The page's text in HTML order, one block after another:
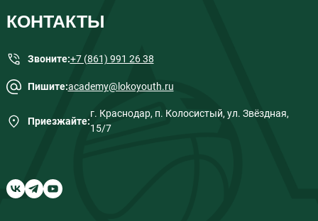
КОНТАКТЫ
Звоните:+7 (861) 991 26 38
Пишите:academy@lokoyouth.ru
Приезжайте:
г. Краснодар, п. Колосистый, ул. Звёздная,
15/7